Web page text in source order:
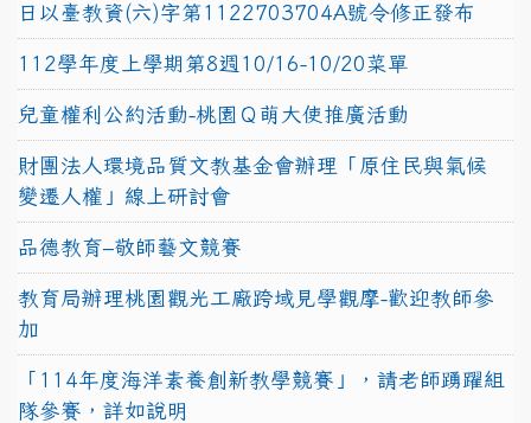
日以臺教資(六)字第1122703704A號令修正發布
112學年度上學期第8週10/16-10/20菜單
兒童權利公約活動-桃園Ｑ萌大使推廣活動
財團法人環境品質文教基金會辦理「原住民與氣候
變遷人權」線上研討會
品德教育–敬師藝文競賽
教育局辦理桃園觀光工廠跨域見學觀摩-歡迎教師參
加
「114年度海洋素養創新教學競賽」，請老師踴躍組
隊參賽，詳如說明